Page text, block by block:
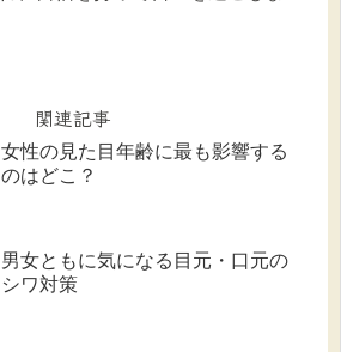
関連記事
女性の見た目年齢に最も影響する
のはどこ？
男女ともに気になる目元・口元の
シワ対策